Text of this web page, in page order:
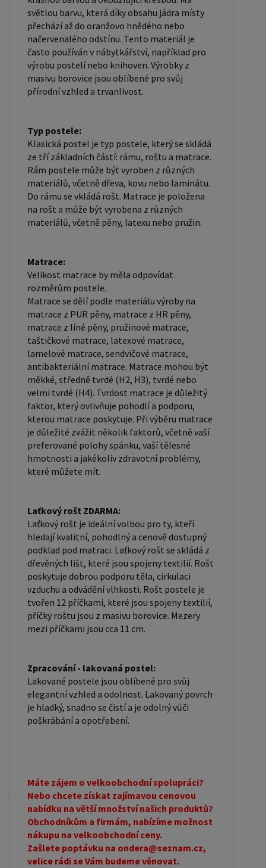
UŽIVATEL " - v horní liště ), vyplníte osobní údaje a
zakliknete " MÁME ZÁJEM O VELKOOBCHODNÍ
SPOLUPRÁCI " a zadáte fakturační údaje. Po jejich
kontrole, Vám bude povolen přístup do
velkoobchodu.
světlou barvu, která díky obsahu jádra místy
přechází až do oranžovo hnědého nebo
načervenalého odstínu. Tento materiál je
často používán v nábytkářství, například pro
výrobu postelí nebo knihoven. Výrobky z
masivu borovice jsou oblíbené pro svůj
přírodní vzhled a trvanlivost.
Typ postele:
Klasická postel je typ postele, který se skládá
ze tří základních částí: rámu, roštu a matrace.
Rám postele může být vyroben z různých
materiálů, včetně dřeva, kovu nebo laminátu.
Do rámu se vkládá rošt. Matrace je položena
na rošt a může být vyrobena z různých
materiálů, včetně pěny, latexu nebo pružin.
Matrace:
Velikost matrace by měla odpovídat
rozměrům postele.
Matrace se dělí podle materiálu výroby na
matrace z PUR pěny, matrace z HR pěny,
matrace z líné pěny, pružinové matrace,
taštičkové matrace, latexové matrace,
lamelové matrace, sendvičové matrace,
antibakteriální matrace. Matrace mohou být
měkké, středně tvrdé (H2, H3), tvrdé nebo
velmi tvrdé (H4). Tvrdost matrace je důležitý
faktor, který ovlivňuje pohodlí a podporu,
kterou matrace poskytuje. Při výběru matrace
je důležité zvážit několik faktorů, včetně vaší
preferované polohy spánku, vaší tělesné
hmotnosti a jakékoliv zdravotní problémy,
které můžete mít.
Laťkový rošt ZDARMA:
Laťkový rošt je ideální volbou pro ty, kteří
hledají kvalitní, pohodlný a cenově dostupný
podklad pod matraci. Laťkový rošt se skládá z
dřevěných lišt, které jsou spojeny textilií. Rošt
poskytuje dobrou podporu těla, cirkulaci
vzduchu a odvádění vlhkosti. Rošt postele je
tvořen 12 příčkami, které jsou spojeny textilií,
příčky roštu jsou z masivu borovice. Mezery
mezi příčkami jsou cca 11 cm.
Zpracování - lakovaná postel:
Lakované postele jsou oblíbené pro svůj
elegantní vzhled a odolnost. Lakovaný povrch
je hladký, snadno se čistí a je odolný vůči
poškrábání a opotřebení.
Máte zájem o velkoobchodní spolupráci?
Nebo chcete získat zajímavou cenovou
nabídku na větší množství našich produktů?
Obchodníkům a firmám, nabízíme možnost
nákupu na velkoobchodní ceny.
Zašlete poptávku na ondera@seznam.cz,
velice rádi se Vám budeme věnovat.